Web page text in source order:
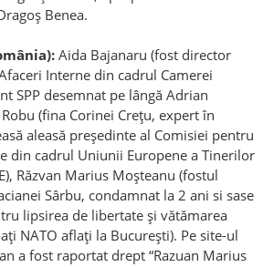
Benea.
Aida Bajanaru (fost director
Interne din cadrul Camerei
SPP desemnat pe lângă Adrian
(fina Corinei Crețu, expert în
aleasă președinte al Comisiei pentru
din cadrul Uniunii Europene a Tinerilor
Răzvan Marius Moșteanu (fostul
Sârbu, condamnat la 2 ani si sase
lipsirea de libertate și vătămarea
NATO aflați la București). Pe site-ul
a fost raportat drept “Razuan Marius